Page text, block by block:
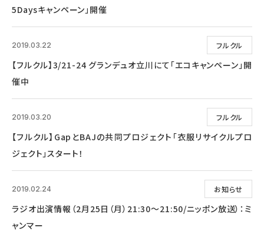
5Daysキャンペーン」開催
フルクル
2019.03.22
【フルクル】3/21-24 グランデュオ立川にて「エコキャンペーン」開
催中
フルクル
2019.03.20
【フルクル】GapとBAJの共同プロジェクト「衣服リサイクルプロ
ジェクト」スタート！
お知らせ
2019.02.24
ラジオ出演情報（2月25日（月）21:30～21:50/ニッポン放送）：ミ
ャンマー